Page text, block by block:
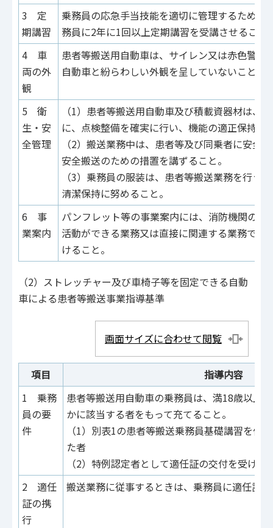
3 定
期講習
乗務員の応急手当技能を適切に管理するため、
務員に2年に1回以上定期講習を受講させること
4 車
両の外
観
患者等搬送用自動車は、サイレン又は赤色警告
自動車と紛らわしい外観を呈していないこと。
5 衛
生・安
全管理
（1）患者等搬送用自動車及び積載資器材は、
に、点検整備を確実に行い、機能の適正保持に
（2）搬送業務中は、患者等及び同乗者に安全
安全搬送のための措置を講ずること。
（3）乗務員の服装は、患者等搬送業務を行う
清潔保持に努めること。
6 事
業案内
パンフレット等の事業案内には、消防機関の行
活動ができる業務又は直接に関連する業務であ
けること。
（2）ストレッチャー及び車椅子等を固定できる自動
車による患者等搬送事業指導基準
画面サイズに合わせて閲覧
項目
指導内容
1 乗務
員の要
件
患者等搬送用自動車の乗務員は、満18歳以上
かに該当する者をもって充てること。
（1）別表1の患者等搬送乗務員基礎講習を修
た者
（2）特例認定者として適任証の交付を受けた
2 適任
証の携
行
搬送業務に従事するときは、乗務員に適任証